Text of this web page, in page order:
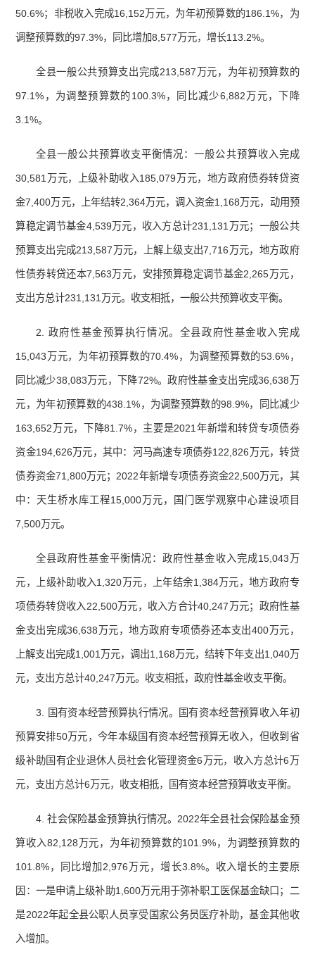
50.6%；非税收入完成16,152万元，为年初预算数的186.1%，为
调整预算数的97.3%，同比增加8,577万元，增长113.2%。
全县一般公共预算支出完成213,587万元，为年初预算数的
97.1%，为调整预算数的100.3%，同比减少6,882万元，下降
3.1%。
全县一般公共预算收支平衡情况：一般公共预算收入完成
30,581万元，上级补助收入185,079万元，地方政府债券转贷资
金7,400万元，上年结转2,364万元，调入资金1,168万元，动用预
算稳定调节基金4,539万元，收入方总计231,131万元；一般公共
预算支出完成213,587万元，上解上级支出7,716万元，地方政府
性债券转贷还本7,563万元，安排预算稳定调节基金2,265万元，
支出方总计231,131万元。收支相抵，一般公共预算收支平衡。
2. 政府性基金预算执行情况。全县政府性基金收入完成
15,043万元，为年初预算数的70.4%，为调整预算数的53.6%，
同比减少38,083万元，下降72%。政府性基金支出完成36,638万
元，为年初预算数的438.1%，为调整预算数的98.9%，同比减少
163,652万元，下降81.7%，主要是2021年新增和转贷专项债券
资金194,626万元，其中：河马高速专项债券122,826万元，转贷
债券资金71,800万元；2022年新增专项债券资金22,500万元，其
中：天生桥水库工程15,000万元，国门医学观察中心建设项目
7,500万元。
全县政府性基金平衡情况：政府性基金收入完成15,043万
元，上级补助收入1,320万元，上年结余1,384万元，地方政府专
项债券转贷收入22,500万元，收入方合计40,247万元；政府性基
金支出完成36,638万元，地方政府专项债券还本支出400万元，
上解支出完成1,001万元，调出1,168万元，结转下年支出1,040万
元，支出方总计40,247万元。收支相抵，政府性基金收支平衡。
3. 国有资本经营预算执行情况。国有资本经营预算收入年初
预算安排50万元，今年本级国有资本经营预算无收入，但收到省
级补助国有企业退休人员社会化管理资金6万元，收入方总计6万
元，支出方总计6万元，收支相抵，国有资本经营预算收支平衡。
4. 社会保险基金预算执行情况。2022年全县社会保险基金预
算收入82,128万元，为年初预算数的101.9%，为调整预算数的
101.8%，同比增加2,976万元，增长3.8%。收入增长的主要原
因：一是申请上级补助1,600万元用于弥补职工医保基金缺口；二
是2022年起全县公职人员享受国家公务员医疗补助，基金其他收
入增加。